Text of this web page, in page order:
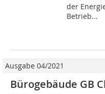
der
Betrieb...
Ausgabe 04/2021
Bürogebäude GB